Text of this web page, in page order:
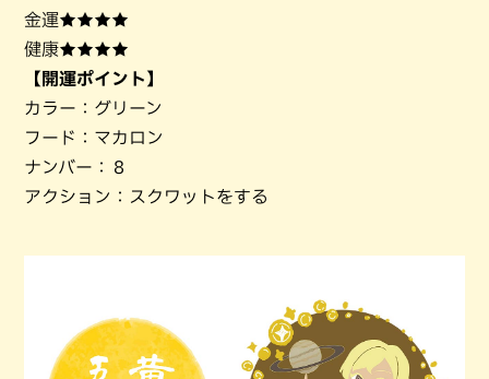
金運★★★★
健康★★★★
【開運ポイント】
カラー：グリーン
フード：マカロン
ナンバー：８
アクション：スクワットをする